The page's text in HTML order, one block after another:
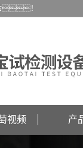
！
视频 产